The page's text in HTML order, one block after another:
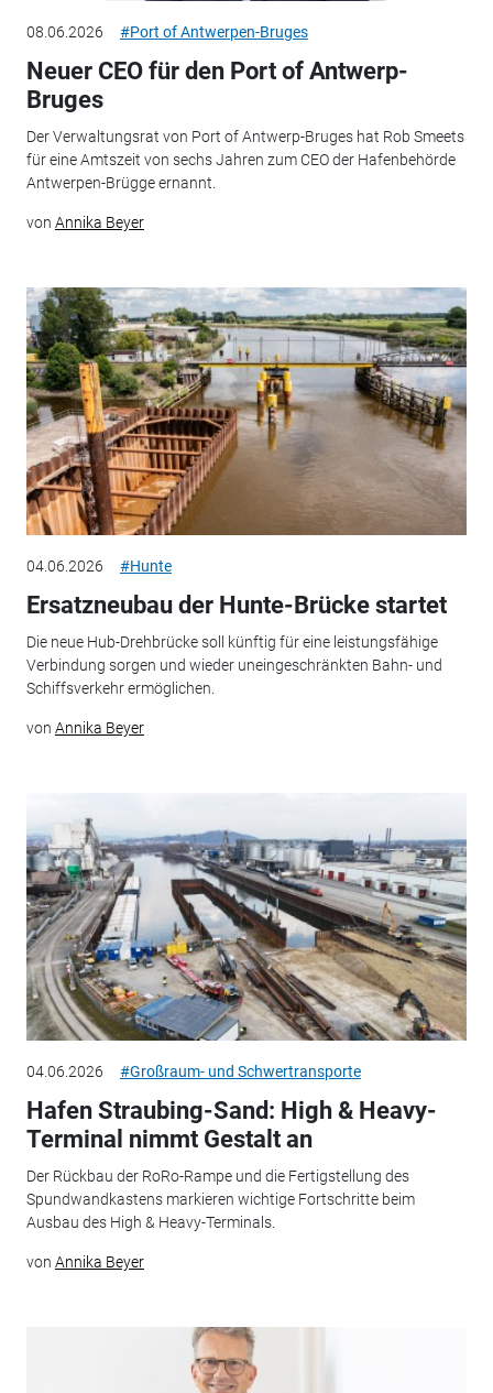
08.06.2026 #Port of Antwerpen-Bruges
Neuer CEO für den Port of Antwerp-
Bruges
Der Verwaltungsrat von Port of Antwerp-Bruges hat Rob Smeets
für eine Amtszeit von sechs Jahren zum CEO der Hafenbehörde
Antwerpen-Brügge ernannt.
von Annika Beyer
04.06.2026 #Hunte
Ersatzneubau der Hunte-Brücke startet
Die neue Hub-Drehbrücke soll künftig für eine leistungsfähige
Verbindung sorgen und wieder uneingeschränkten Bahn- und
Schiffsverkehr ermöglichen.
von Annika Beyer
04.06.2026 #Großraum- und Schwertransporte
Hafen Straubing-Sand: High & Heavy-
Terminal nimmt Gestalt an
Der Rückbau der RoRo-Rampe und die Fertigstellung des
Spundwandkastens markieren wichtige Fortschritte beim
Ausbau des High & Heavy-Terminals.
von Annika Beyer